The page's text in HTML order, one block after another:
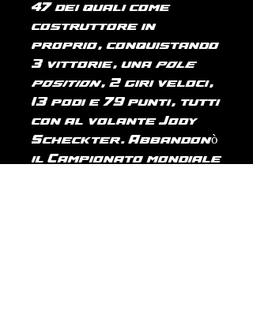
47 dei quali come
costruttore in
proprio, conquistando
3 vittorie, unapole
position, 2 giri veloci,
13 podi e 79 punti, tutti
con al volante Jody
Scheckter. Abbandonò
il Campionato mondiale